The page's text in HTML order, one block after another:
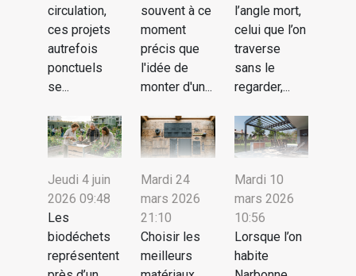
circulation,
ces projets
autrefois
ponctuels
se...
souvent à ce
moment
précis que
l'idée de
monter d'un...
l’angle mort,
celui que l’on
traverse
sans le
regarder,...
Jeudi 4 juin
2026 09:48
Les
biodéchets
représentent
Mardi 24
mars 2026
21:10
Choisir les
meilleurs
Mardi 10
mars 2026
10:56
Lorsque l’on
habite